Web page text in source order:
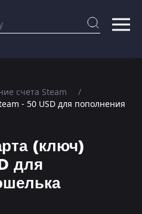
счета Steam
- 50 USD для пополнения
(ключ)
для